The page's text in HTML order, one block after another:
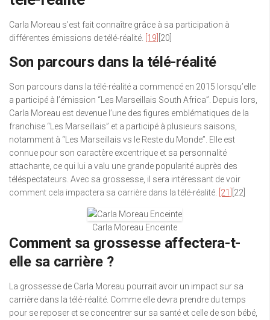
Carla Moreau s’est fait connaître grâce à sa participation à
différentes émissions de télé-réalité.
[19] [20]
Son parcours dans la télé-réalité
Son parcours dans la télé-réalité a commencé en 2015 lorsqu’elle
a participé à l’émission “Les Marseillais South Africa”. Depuis lors,
Carla Moreau est devenue l’une des figures emblématiques de la
franchise “Les Marseillais” et a participé à plusieurs saisons,
notamment à “Les Marseillais vs le Reste du Monde”. Elle est
connue pour son caractère excentrique et sa personnalité
attachante, ce qui lui a valu une grande popularité auprès des
téléspectateurs. Avec sa grossesse, il sera intéressant de voir
comment cela impactera sa carrière dans la télé-réalité.
[21] [22]
Carla Moreau Enceinte
Comment sa grossesse affectera-t-
elle sa carrière ?
La grossesse de Carla Moreau pourrait avoir un impact sur sa
carrière dans la télé-réalité. Comme elle devra prendre du temps
pour se reposer et se concentrer sur sa santé et celle de son bébé,